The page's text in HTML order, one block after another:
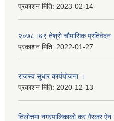
प्रकाशन मिति: 2023-02-14
२०७८।७९ तेश्राे चाैमासिक प्रतिवेदन
प्रकाशन मिति: 2022-01-27
राजस्व सुधार कार्ययाेजना ।
प्रकाशन मिति: 2020-12-13
तिलोत्तमा नगरपालिकाको कर गैरकर